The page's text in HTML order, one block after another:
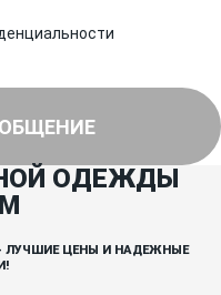
ОДЕЖДЫ
ЛУЧШИЕ ЦЕНЫ И НАДЕЖНЫЕ